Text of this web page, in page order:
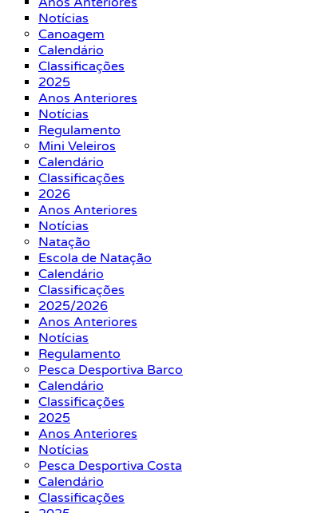
Notícias
Canoagem
Calendário
Classificações
2025
Anos Anteriores
Notícias
Regulamento
Mini Veleiros
Calendário
Classificações
2026
Anos Anteriores
Notícias
Natação
Escola de Natação
Calendário
Classificações
2025/2026
Anos Anteriores
Notícias
Regulamento
Pesca Desportiva Barco
Calendário
Classificações
2025
Anos Anteriores
Notícias
Pesca Desportiva Costa
Calendário
Classificações